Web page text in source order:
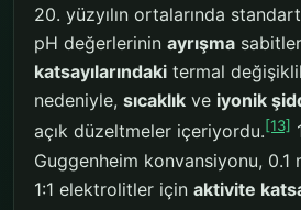
20. yüzyılın ortalarında
pH değerlerinin ayrışma
katsayılarındaki termal
nedeniyle, sıcaklık ve iyonik
açık düzeltmeler içeriyordu.[13]
Guggenheim konvansiyonu, 0.1
1:1 elektrolitler için aktivite